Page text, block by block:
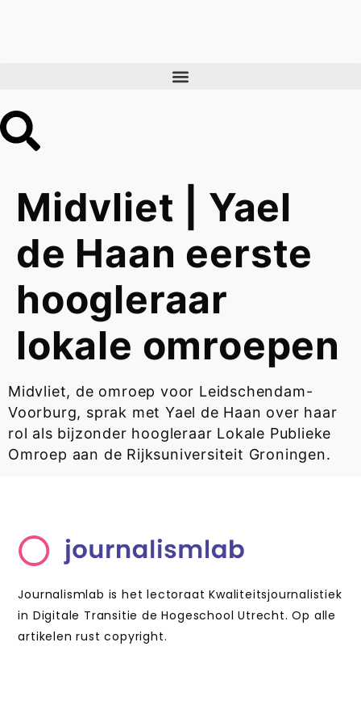
Midvliet | Yael
de Haan eerste
hoogleraar
lokale omroepen
Midvliet, de omroep voor Leidschendam-
Voorburg, sprak met Yael de Haan over haar
rol als bijzonder hoogleraar Lokale Publieke
Omroep aan de Rijksuniversiteit Groningen.
Journalismlab is het lectoraat Kwaliteitsjournalistiek
in Digitale Transitie de Hogeschool Utrecht. Op alle
artikelen rust copyright.